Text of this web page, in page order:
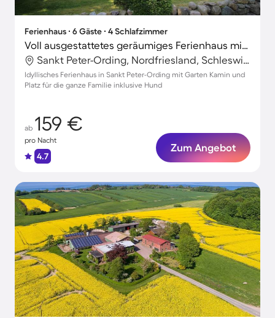
Ferienhaus ∙ 6 Gäste ∙ 4 Schlafzimmer
Voll ausgestattetes geräumiges Ferienhaus mit Garten und Terrasse | Haustiere erlaubt
Sankt Peter-Ording, Nordfriesland, Schleswig-Holstein
Idyllisches Ferienhaus in Sankt Peter-Ording mit Garten Kamin und
Platz für die ganze Familie inklusive Hund
ab 159 €
pro Nacht
4.7
Zum Angebot